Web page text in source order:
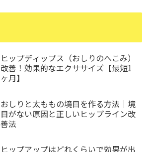
ヒップディップス（おしりのへこみ）
改善！効果的なエクササイズ【最短1
ヶ月】
おしりと太ももの境目を作る方法｜境
目がない原因と正しいヒップライン改
善法
ヒップアップはどれくらいで効果が出